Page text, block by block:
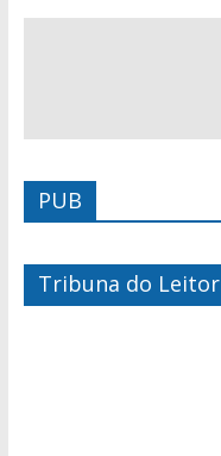
PUB
Tribuna do Leitor